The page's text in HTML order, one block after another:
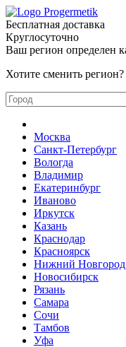
Бесплатная доставка
Круглосуточно
Ваш регион определен
Хотите сменить
Москва
Санкт-Петербург
Вологда
Владимир
Екатеринбург
Иваново
Иркутск
Казань
Краснодар
Красноярск
Нижний Новгород
Новосибирск
Рязань
Самара
Сочи
Тамбов
Уфа